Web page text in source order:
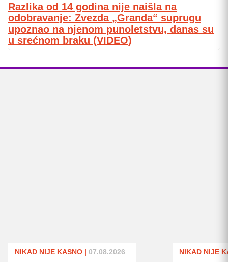
Razlika od 14 godina nije naišla na
odobravanje: Zvezda „Granda“ suprugu
upoznao na njenom punoletstvu, danas su
u srećnom braku (VIDEO)
NIKAD NIJE KASNO | 07.08.2026 NIKAD NIJE